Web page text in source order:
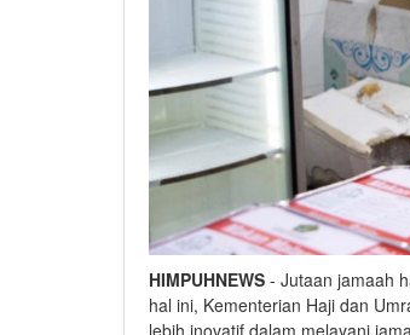
HIMPUHNEWS - Jutaan jamaah
hal ini, Kementerian Haji dan
lebih inovatif dalam melayani